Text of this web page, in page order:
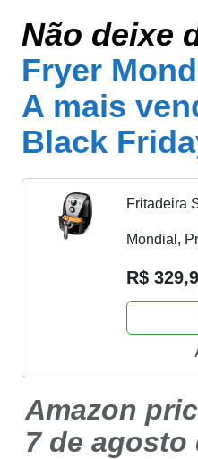
Não deixe
Fryer
A mais
Black
Fritadeira
Mondial,
AFN-40-BI
R$
Amazon
7 de agosto